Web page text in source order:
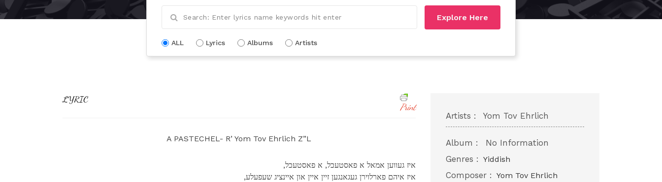
Explore Here
ALL Lyrics Albums Artists
LYRIC
Print
A PASTECHEL- R’ Yom Tov Ehrlich Z”L
,איז געווען אמאל א פאסטעכל, א פאסטעכל
,איז איהם פארלוירן געגאנגען זיין איין און איינציג שעפעלע
Artists : Yom Tov Ehrlich
Album :
No Information
Genres : Yiddish
Composer : Yom Tov Ehrlich